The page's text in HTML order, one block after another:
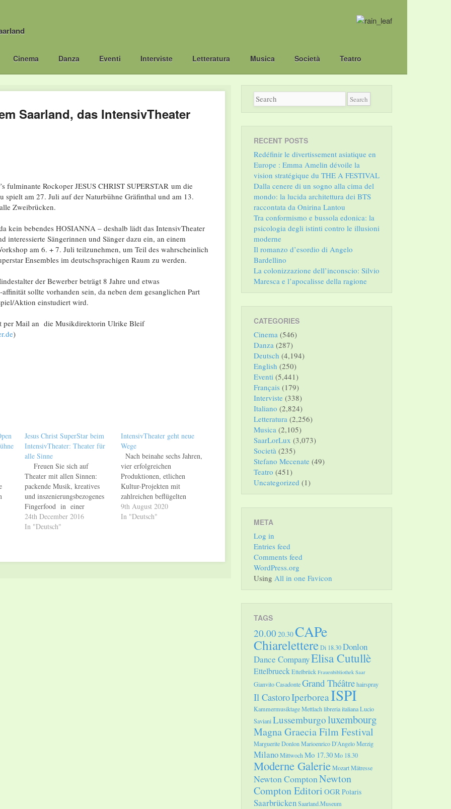
Cinema Danza Eventi Interviste Letteratura Musica Società Teatro
Saarland, das IntensivTheater
fulminante Rockoper JESUS CHRIST SUPERSTAR um die
spielt am 27. Juli auf der Naturbühne Gräfinthal und am 13.
Zweibrücken.
kein bebendes HOSIANNA – deshalb lädt das IntensivTheater
interessierte Sängerinnen und Sänger dazu ein, an einem
am 6. + 7. Juli teilzunehmen, um Teil des wahrscheinlich
Ensembles im deutschsprachigen Raum zu werden.
der Bewerber beträgt 8 Jahre und etwas
sollte vorhanden sein, da neben dem gesanglichen Part
Aktion einstudiert wird.
per Mail an die Musikdirektorin Ulrike Bleif
)
Jesus Christ SuperStar beim
IntensivTheater: Theater für
alle Sinne
Freuen Sie sich auf
Theater mit allen Sinnen:
packende Musik, kreatives
und inszenierungsbezogenes
Fingerfood in einer
inspirierenden Atmosphäre
mit Wohlfühlcharakter und
24th December 2016
In "Deutsch"
IntensivTheater geht neue
Wege
Nach beinahe sechs Jahren,
vier erfolgreichen
Produktionen, etlichen
Kultur-Projekten mit
zahlreichen beflügelten
Darstellern und Zuschauern
und bewegenden, intensiven
9th August 2020
In "Deutsch"
RECENT POSTS
Redéfinir le divertissement asiatique en
Europe : Emma Amelin dévoile la
vision stratégique du THE A FESTIVAL
Dalla cenere di un sogno alla cima del
mondo: la lucida architettura dei BTS
raccontata da Onirina Lantou
Tra conformismo e bussola edonica: la
psicologia degli istinti contro le illusioni
moderne
Il romanzo d’esordio di Angelo
Bardellino
La colonizzazione dell’inconscio: Silvio
Maresca e l’apocalisse della ragione
CATEGORIES
Cinema (546)
Danza (287)
Deutsch (4,194)
English (250)
Eventi (5,441)
Français (179)
Interviste (338)
Italiano (2,824)
Letteratura (2,256)
Musica (2,105)
SaarLorLux (3,073)
Società (235)
Stefano Mecenate (49)
Teatro (451)
Uncategorized (1)
META
Log in
Entries feed
Comments feed
WordPress.org
Using All in one Favicon
TAGS
20.00 20.30CAPe
ChiarelettereDi 18.30Donlon
Dance CompanyElisa Cutullè
EttelbrueckEttelbrück Frauenbibliothek Saar
Gianvito CasadonteGrand Théâtrehairspray
Il CastoroIperboreaISPI
Kammermusiktage Mettlachlibreria italianaLucio
SavianiLussemburgoluxembourg
Magna Graecia Film Festival
Marguerite DonlonMarioenrico D'AngeloMerzig
MilanoMittwochMo 17.30Mo 18.30
Moderne GalerieMozartMätresse
Newton ComptonNewton
Compton Editori OGRPolaris
SaarbrückenSaarland.Museum